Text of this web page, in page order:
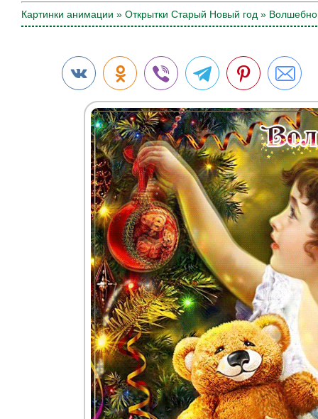
Картинки анимации » Открытки Старый Новый год »